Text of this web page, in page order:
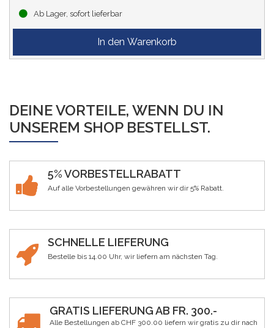
Ab Lager, sofort lieferbar
DEINE VORTEILE, WENN DU IN
UNSEREM SHOP BESTELLST.
5% VORBESTELLRABATT
Auf alle Vorbestellungen gewähren wir dir 5% Rabatt.
SCHNELLE LIEFERUNG
Bestelle bis 14.00 Uhr, wir liefern am nächsten Tag.
GRATIS LIEFERUNG AB FR. 300.-
Alle Bestellungen ab CHF 300.00 liefern wir gratis zu dir nach